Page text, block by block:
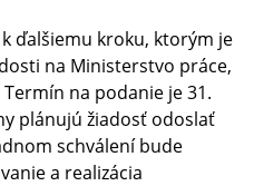
ďalšiemu kroku, ktorým je
na Ministerstvo práce,
na podanie je 31.
plánujú žiadosť odoslať
schválení bude
a realizácia